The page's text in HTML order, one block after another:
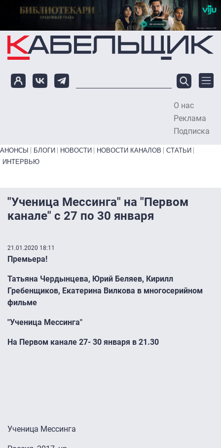
Перейти к основному содержанию
О нас
Реклама
Подписка
Primary links bottom
АНОНСЫ БЛОГИ НОВОСТИ НОВОСТИ КАНАЛОВ
СТАТЬИ
ИНТЕРВЬЮ
"Ученица Мессинга" на "Первом
канале" с 27 по 30 января
21.01.2020 18:11
Премьера!
Татьяна Чердынцева, Юрий Беляев, Кирилл
Гребенщиков, Екатерина Вилкова в многосерийном
фильме
"Ученица Мессинга"
На Первом канале 27- 30 января в 21.30
Ученица Мессинга